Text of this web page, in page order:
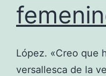
López. «Creo que
versallesca de la